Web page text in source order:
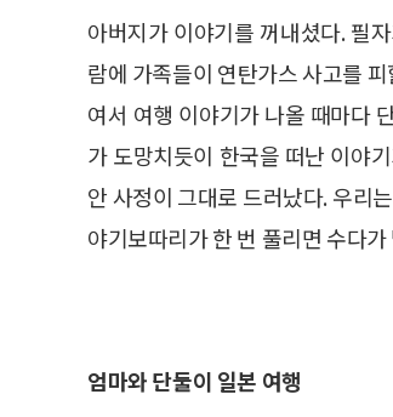
아버지가 이야기를 꺼내셨다. 필
람에 가족들이 연탄가스 사고를
여서 여행 이야기가 나올 때마다
가 도망치듯이 한국을 떠난 이야
안 사정이 그대로 드러났다. 우리
야기보따리가 한 번 풀리면 수다
엄마와 단둘이 일본 여행